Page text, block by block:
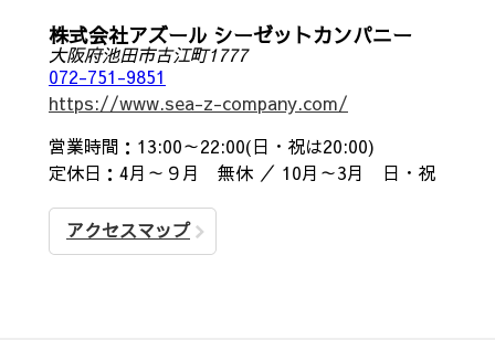
株式会社アズール シーゼットカンパニー
大阪府池田市古江町1777
072-751-9851
https://www.sea-z-company.com/
営業時間：13:00～22:00(日・祝は20:00)
定休日：4月～９月 無休 ／ 10月～3月 日・祝
アクセスマップ